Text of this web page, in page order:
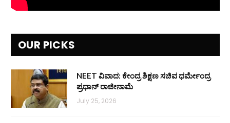
OUR PICKS
NEET ವಿವಾದ: ಕೇಂದ್ರ ಶಿಕ್ಷಣ ಸಚಿವ ಧರ್ಮೇಂದ್ರ
ಪ್ರಧಾನ್ ರಾಜೀನಾಮೆ
July 25, 2026